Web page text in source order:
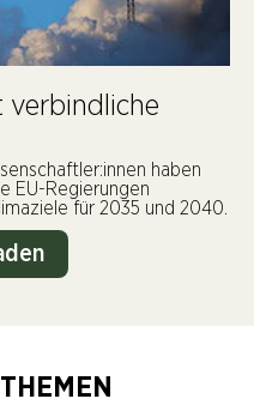
verbindliche
haben
EU-Regierungen
für 2035 und 2040.